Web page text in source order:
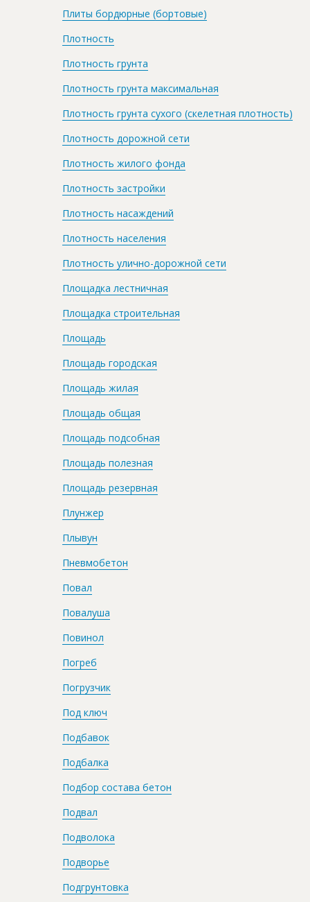
Плиты бордюрные (бортовые)
Плотность
Плотность грунта
Плотность грунта максимальная
Плотность грунта сухого (скелетная плотность)
Плотность дорожной сети
Плотность жилого фонда
Плотность застройки
Плотность насаждений
Плотность населения
Плотность улично-дорожной сети
Площадка лестничная
Площадка строительная
Площадь
Площадь городская
Площадь жилая
Площадь общая
Площадь подсобная
Площадь полезная
Площадь резервная
Плунжер
Плывун
Пневмобетон
Повал
Повалуша
Повинол
Погреб
Погрузчик
Под ключ
Подбавок
Подбалка
Подбор состава бетон
Подвал
Подволока
Подворье
Подгрунтовка